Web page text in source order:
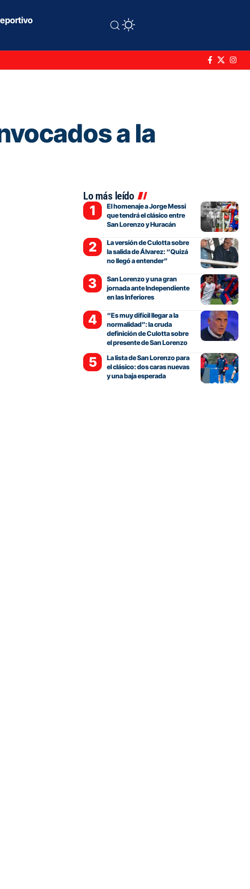
a la
Lo más leído
El homenaje a Jorge Messi
que tendrá el clásico entre
San Lorenzo y Huracán
La versión de Culotta sobre
la salida de Álvarez: “Quizá
no llegó a entender”
San Lorenzo y una gran
jornada ante Independiente
en las Inferiores
“Es muy difícil llegar a la
normalidad”: la cruda
definición de Culotta sobre
el presente de San Lorenzo
La lista de San Lorenzo para
el clásico: dos caras nuevas
y una baja esperada